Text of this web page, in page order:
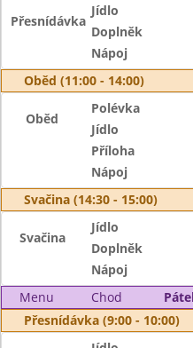
Přesnídávka
Jídlo
Doplněk
Nápoj
Oběd (11:00 - 14:00)
Oběd
Polévka
Jídlo
Příloha
Nápoj
Svačina (14:30 - 15:00)
Svačina
Jídlo
Doplněk
Nápoj
Menu
Chod
Přesnídávka (9:00 - 10:00)